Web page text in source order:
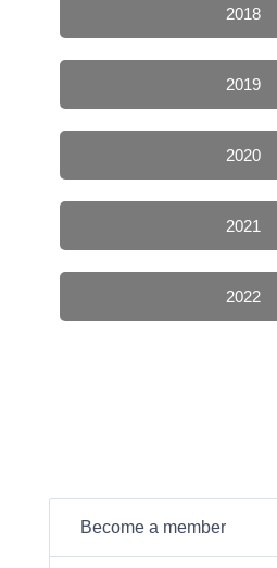
2018
2019
2020
2021
2022
Become a member